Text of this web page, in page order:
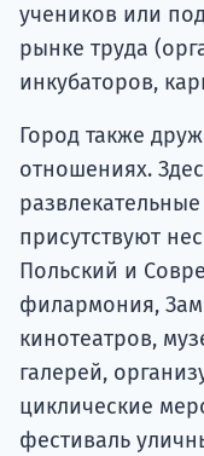
учеников или
рынке труда
инкубаторов,
Город также
отношениях.
присутствуют
Польский и
филармония,
кинотеатров,
галерей,
циклические
фестиваль